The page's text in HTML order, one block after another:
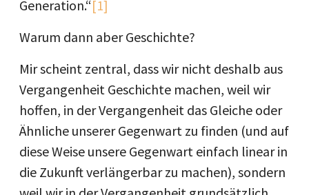
Generation.“[1]
Warum dann aber Geschichte?
Mir scheint zentral, dass wir nicht deshalb aus
Vergangenheit Geschichte machen, weil wir
hoffen, in der Vergangenheit das Gleiche oder
Ähnliche unserer Gegenwart zu finden (und auf
diese Weise unsere Gegenwart einfach linear in
die Zukunft verlängerbar zu machen), sondern